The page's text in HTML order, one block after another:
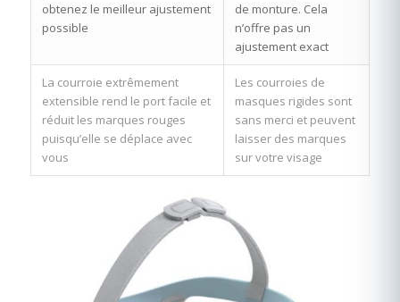
obtenez le meilleur ajustement
possible
de monture. Cela
n’offre pas un
ajustement exact
La courroie extrêmement
extensible rend le port facile et
réduit les marques rouges
puisqu’elle se déplace avec
vous
Les courroies de
masques rigides sont
sans merci et peuvent
laisser des marques
sur votre visage